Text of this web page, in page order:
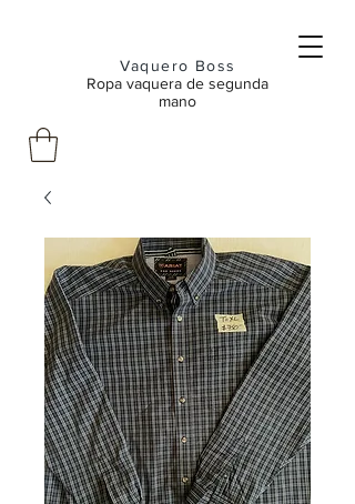
Vaquero Boss
Ropa vaquera de segunda
mano